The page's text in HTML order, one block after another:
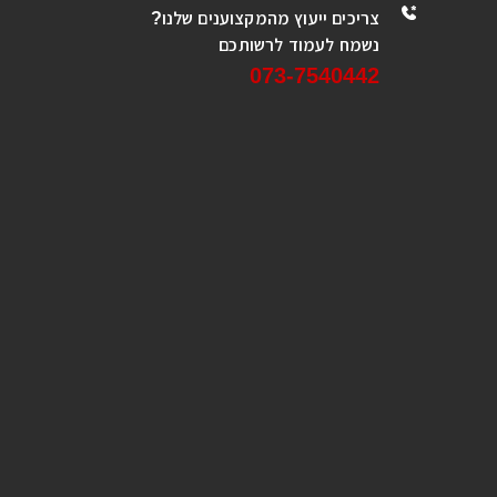
צריכים ייעוץ מהמקצוענים שלנו?
נשמח לעמוד לרשותכם
073-7540442